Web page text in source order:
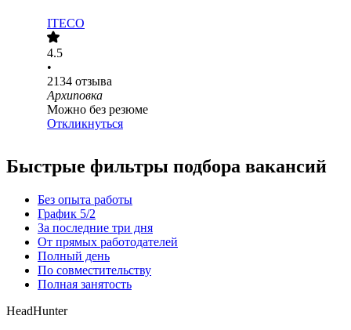
ITECO
4.5
•
2134 отзыва
Архиповка
Можно без резюме
Откликнуться
Быстрые фильтры подбора вакансий
Без опыта работы
График 5/2
За последние три дня
От прямых работодателей
Полный день
По совместительству
Полная занятость
HeadHunter